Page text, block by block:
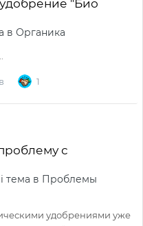
"Био
в Органика
1
с
тема в Проблемы
удобрениями уже